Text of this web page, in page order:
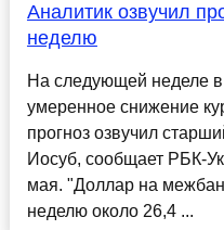
Аналитик озвучил
неделю
На следующей неделе
умеренное снижение
прогноз озвучил
Иосуб, сообщает РБК-
мая. "Доллар на
неделю около 26,4 ...